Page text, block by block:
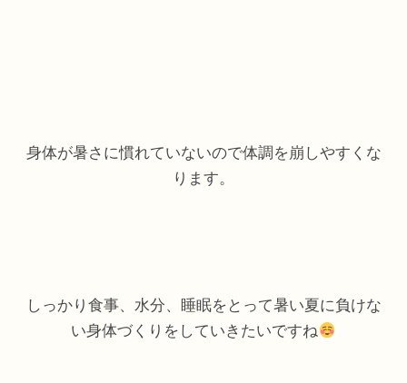
身体が暑さに慣れていないので体調を崩しやすくな
ります。
しっかり食事、水分、睡眠をとって暑い夏に負けな
い身体づくりをしていきたいですね